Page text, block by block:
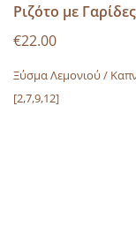
Ριζότο με Γαρίδες
€22.00
Ξύσμα Λεμονιού /
[2,7,9,12]